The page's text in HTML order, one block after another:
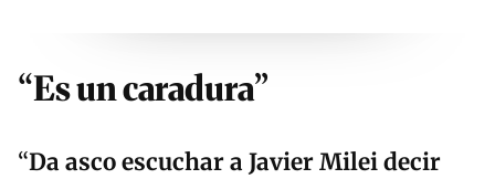
“Es un caradura”
“Da asco escuchar aJavier Mileidecir